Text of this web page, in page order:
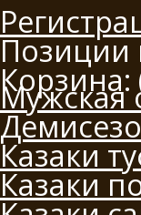
Позиции
Корзина:
Мужская
Казаки
Казаки